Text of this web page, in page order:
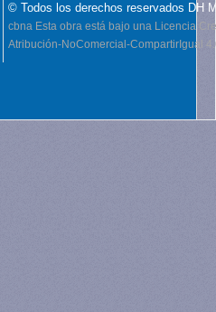
© Todos los derechos reservados DH
cbna Esta obra está bajo una Licencia
Atribución-NoComercial-CompartirIgual